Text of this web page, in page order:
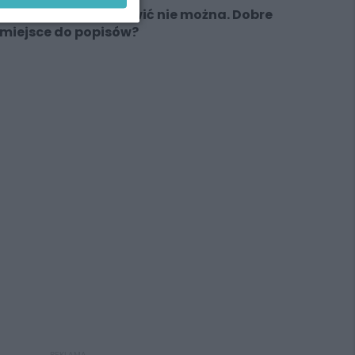
Umiejętności odmówić nie można. Dobre
miejsce do popisów?